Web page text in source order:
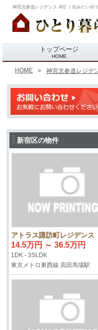
神宮北参道レジデンス 402 ｜住みたい街
トップページ
HOME
HOME » 神宮北参道レジデ
新宿区の物件
アトラス諏訪町レジデンス
14.5万円 ～ 36.5万円
1DK - 3SLDK
東京メトロ東西線 高田馬場駅